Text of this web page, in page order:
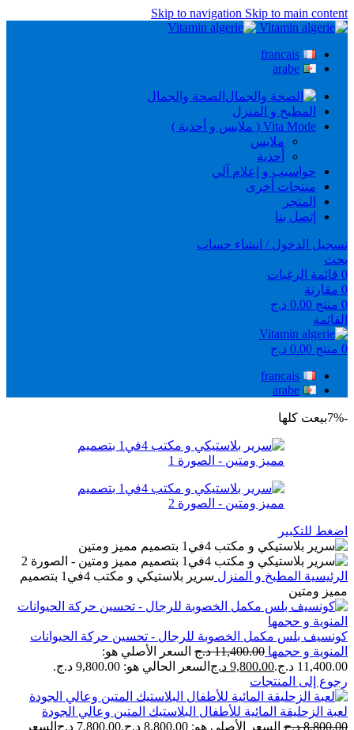
Skip to navigation Skip to main content
francais
arabe
الصحة والجمال
المطبخ و المنزل
Vita Mode ( ملابس و أحذية )
ملابس
أحذية
حواسيب و إعلام آلي
منتجات أخرى
المتجر
إتصل بنا
تسجيل الدخول / انشاء حساب
بحث
0 قائمة الرغبات
0 مقارنة
0 منتج 0.00 د.ج
القائمة
0 منتج 0.00 د.ج
francais
arabe
-7% بيعت كلها
اضغط للتكبير
الرئيسية المطبخ و المنزل
سرير بلاستيكي و مكتب 4في1 بتصميم
مميز ومتين
كونسيف بلس مكمل الخصوبة للرجال - تحسين حركة الحيوانات
المنوية و حجمها 11,400.00 د.ج السعر الأصلي هو:
11,400.00 د.ج.
9,800.00 د.ج السعر الحالي هو: 9,800.00 د.ج.
رجوع إلى المنتجات
لعبة الزحليقة المائية للأطفال البلاستيك المتين وعالي الجودة
8,800.00 د.ج السعر الأصلي هو: 8,800.00 د.ج. 7,800.00 د.ج السعر